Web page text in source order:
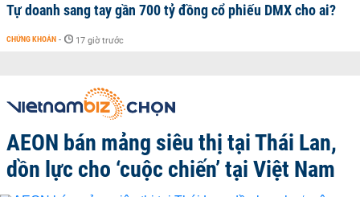
Tự doanh sang tay gần 700 tỷ đồng cổ phiếu DMX cho ai?
CHỨNG KHOÁN - 17 giờ trước
AEON bán mảng siêu thị tại Thái Lan,
dồn lực cho ‘cuộc chiến’ tại Việt Nam